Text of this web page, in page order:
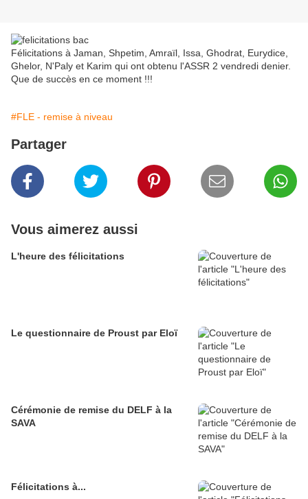
Félicitations à Jaman, Shpetim, Amraïl, Issa, Ghodrat, Eurydice,
Ghelor, N'Paly et Karim qui ont obtenu l'ASSR 2 vendredi denier.
Que de succès en ce moment !!!
#FLE - remise à niveau
Partager
Vous aimerez aussi
L'heure des félicitations
Le questionnaire de Proust par Eloï
Cérémonie de remise du DELF à la
SAVA
Félicitations à...